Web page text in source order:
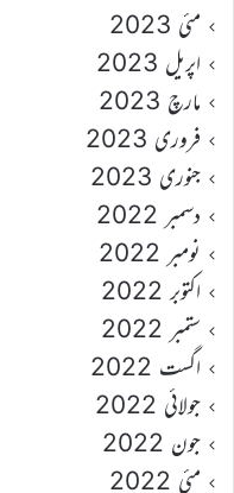
مئی 2023
اپریل 2023
مارچ 2023
فروری 2023
جنوری 2023
دسمبر 2022
نومبر 2022
اکتوبر 2022
ستمبر 2022
اگست 2022
جولائی 2022
جون 2022
مئی 2022